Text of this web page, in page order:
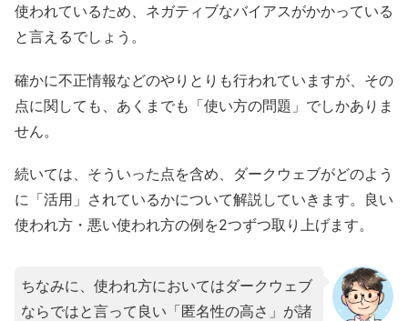
使われているため、ネガティブなバイアスがかかっている
と言えるでしょう。
確かに不正情報などのやりとりも行われていますが、その
点に関しても、あくまでも「使い方の問題」でしかありま
せん。
続いては、そういった点を含め、ダークウェブがどのよう
に「活用」されているかについて解説していきます。良い
使われ方・悪い使われ方の例を2つずつ取り上げます。
ちなみに、使われ方においてはダークウェブ
ならではと言って良い「匿名性の高さ」が諸